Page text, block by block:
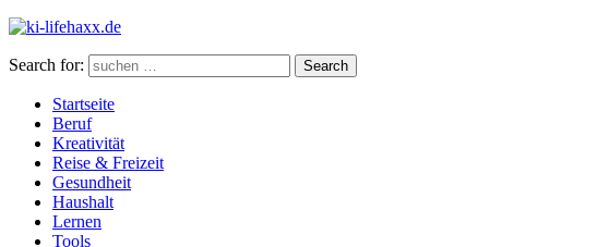
Search for: Search
Startseite
Beruf
Kreativität
Reise & Freizeit
Gesundheit
Haushalt
Lernen
Tools